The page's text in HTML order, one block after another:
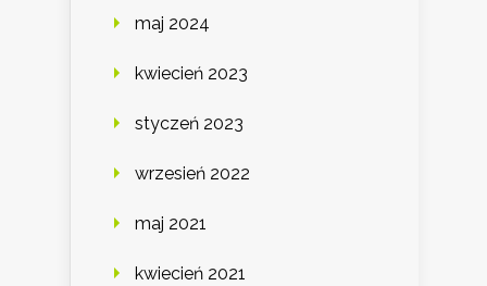
maj 2024
kwiecień 2023
styczeń 2023
wrzesień 2022
maj 2021
kwiecień 2021